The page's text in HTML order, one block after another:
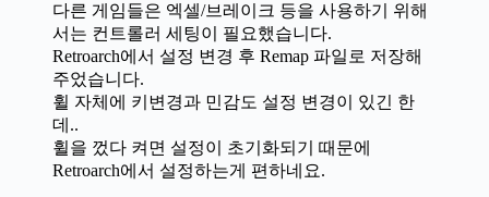
다른 게임들은 엑셀/브레이크 등을 사용하기 위해
서는 컨트롤러 세팅이 필요했습니다.
Retroarch에서 설정 변경 후 Remap 파일로 저장해
주었습니다.
휠 자체에 키변경과 민감도 설정 변경이 있긴 한
데..
휠을 껐다 켜면 설정이 초기화되기 때문에
Retroarch에서 설정하는게 편하네요.